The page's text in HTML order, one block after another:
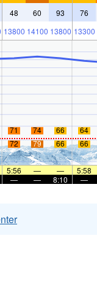
48 60 93 76
13800 14100 13800 13300
71 74 66 64
72 79 66 66
5:56 — — 5:58
— — 8:10 —